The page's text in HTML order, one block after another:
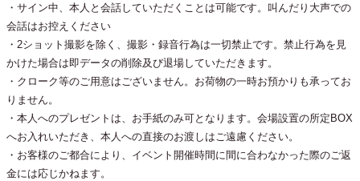
・サイン中、本人と会話していただくことは可能です。叫んだり大声での
会話はお控えください
・2ショット撮影を除く、撮影・録音行為は一切禁止です。禁止行為を見
かけた場合は即データの削除及び退場していただきます。
・クローク等のご用意はございません。お荷物の一時お預かりも承ってお
りません。
・本人へのプレゼントは、お手紙のみ可となります。会場設置の所定BOX
へお入れいただき、本人への直接のお渡しはご遠慮ください。
・お客様のご都合により、イベント開催時間に間に合わなかった際のご返
金には応じかねます。